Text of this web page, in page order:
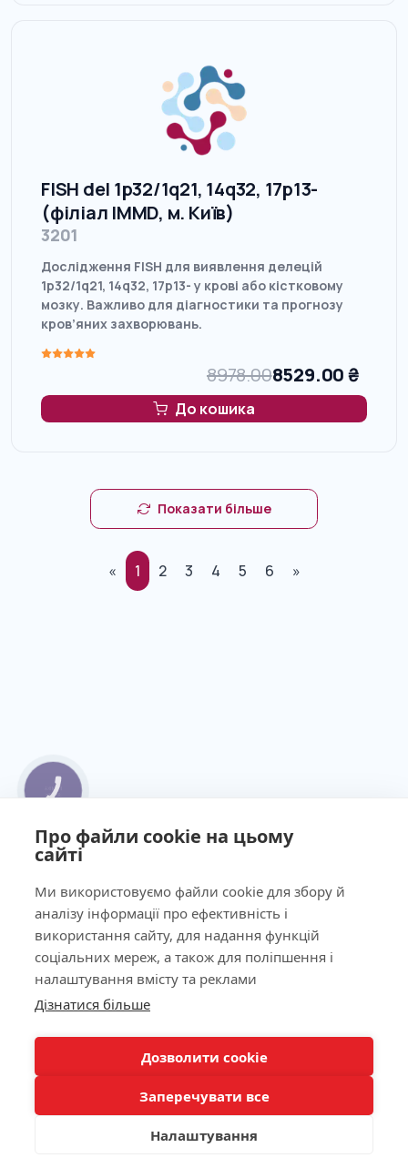
Про файли cookie на цьому
сайті
Ми використовуємо файли cookie для збору й
аналізу інформації про ефективність і
використання сайту, для надання функцій
соціальних мереж, а також для поліпшення і
налаштування вмісту та реклами
Дізнатися більше
Дозволити cookie
Заперечувати все
Налаштування
Панель фільтрів
FISH del 1p32/1q21, 14q32, 17p13-
(філіал IMMD, м. Київ)
3201
Дослідження FISH для виявлення делецій
1p32/1q21, 14q32, 17p13- у крові або кістковому
мозку. Важливо для діагностики та прогнозу
кров’яних захворювань.
8978.008529.00₴
До кошика
Показати більше
« 1 2 3 4 5 6 »
КНОПКА
ЗВ'ЯЗКУ